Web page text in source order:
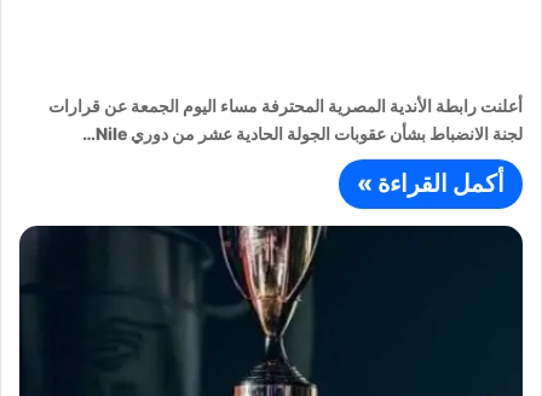
أعلنت رابطة الأندية المصرية المحترفة مساء اليوم الجمعة عن قرارات
لجنة الانضباط بشأن عقوبات الجولة الحادية عشر من دوري Nile…
أكمل القراءة »